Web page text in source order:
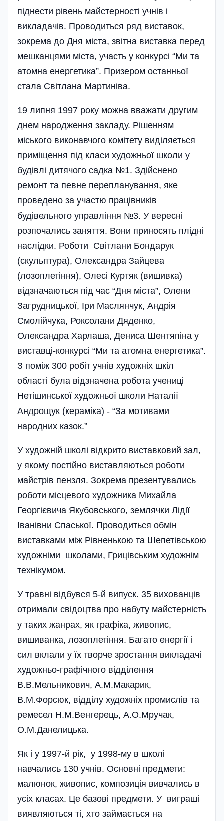
піднести рівень майстерності учнів і
викладачів. Проводиться ряд виставок,
зокрема до Дня міста, звітна виставка перед
мешканцями міста, участь у конкурсі “Ми та
атомна енергетика”. Призером останньої
стала Світлана Мартиніва.
19 липня 1997 року можна вважати другим
днем народження закладу. Рішенням
міського виконавчого комітету виділяється
приміщення під класи художньої школи у
будівлі дитячого садка №1. Здійснено
ремонт та певне перепланування, яке
проведено за участю працівників
будівельного управління №3. У вересні
розпочались заняття. Вони приносять плідні
наслідки. Роботи Світлани Бондарук
(скульптура), Олександра Зайцева
(лозоплетіння), Олесі Куртяк (вишивка)
відзначаються під час “Дня міста”, Олени
Загрудницької, Іри Маслянчук, Андрія
Смолійчука, Роксолани Дяденко,
Олександра Харлаша, Дениса Шентяпіна у
виставці-конкурсі “Ми та атомна енергетика”.
З поміж 300 робіт учнів художніх шкіл
області була відзначена робота учениці
Нетішинської художньої школи Наталії
Андрощук (кераміка) - “За мотивами
народних казок.”
У художній школі відкрито виставковий зал,
у якому постійно виставляються роботи
майстрів пензля. Зокрема презентувались
роботи місцевого художника Михайла
Георгієвича Якубовського, землячки Лідії
Іванівни Спаської. Проводиться обмін
виставками між Рівненькою та Шепетівською
художніми школами, Грицівським художнім
технікумом.
У травні відбувся 5-й випуск. 35 вихованців
отримали свідоцтва про набуту майстерність
у таких жанрах, як графіка, живопис,
вишиванка, лозоплетіння. Багато енергії і
сил вклали у їх творче зростання викладачі
художньо-графічного відділення
В.В.Мельникович, А.М.Макарик,
В.М.Форсюк, відділу художніх промислів та
ремесел Н.М.Венгерець, А.О.Мручак,
О.М.Данелицька.
Як і у 1997-й рік, у 1998-му в школі
навчались 130 учнів. Основні предмети:
малюнок, живопис, композиція вивчались в
усіх класах. Це базові предмети. У виграші
виявляються ті, хто займається на